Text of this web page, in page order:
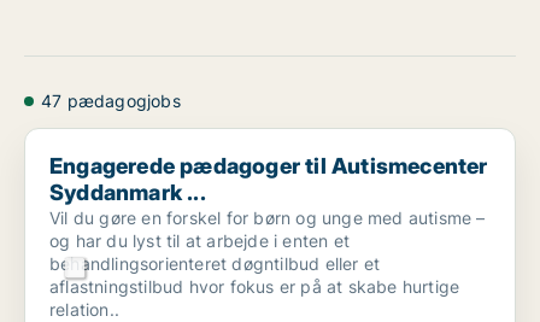
47 pædagogjobs
Engagerede pædagoger til Autismecenter Syddanmark ...
Engagerede pædagoger til Autismecenter
Syddanmark ...
Vil du gøre en forskel for børn og unge med autisme –
og har du lyst til at arbejde i enten et
behandlingsorienteret døgntilbud eller et
aflastningstilbud hvor fokus er på at skabe hurtige
relation..